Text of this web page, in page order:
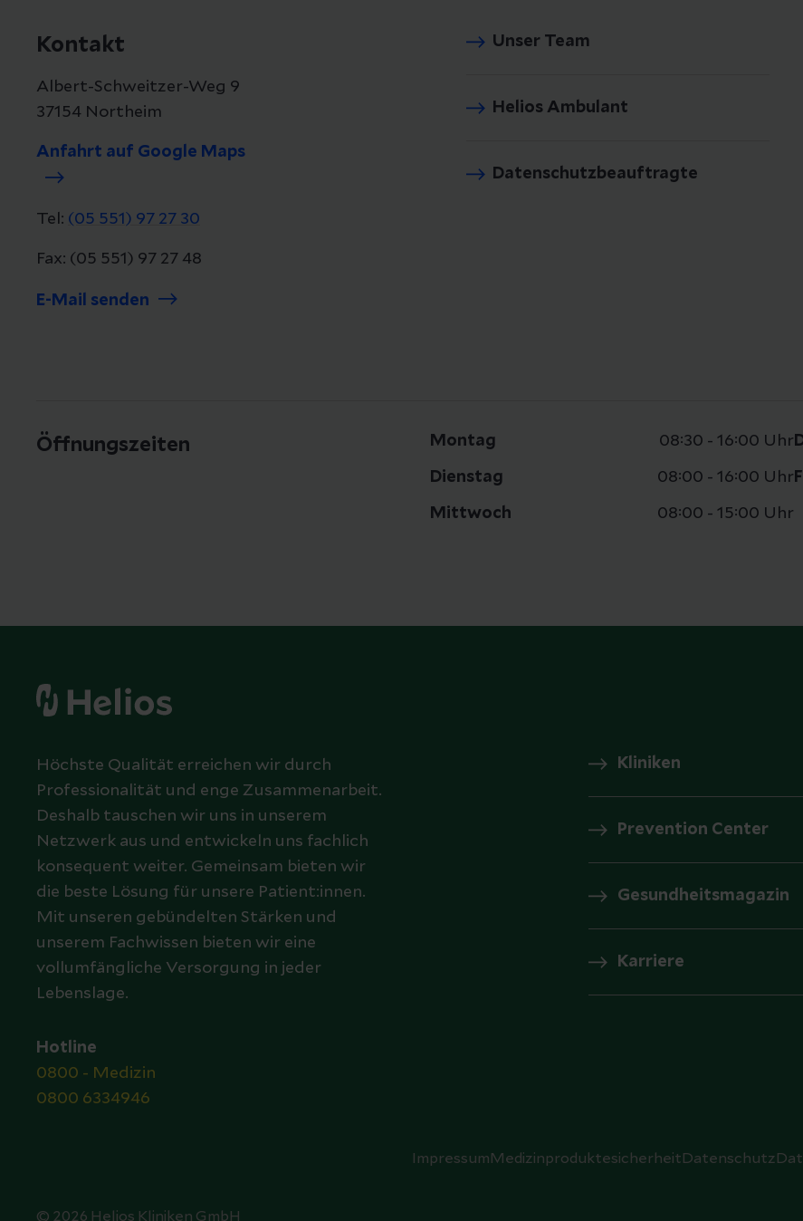
Kontakt
Albert-Schweitzer-Weg 9
37154 Northeim
Anfahrt auf Google Maps
Tel: (05 551) 97 27 30
Fax: (05 551) 97 27 48
E-Mail senden
Unser Team
Helios Ambulant
Datenschutzbeauftragte
Öffnungszeiten Montag 08:30 - 16:00 Uhr
Dienstag 08:00 - 16:00 Uhr
Mittwoch 08:00 - 15:00 Uhr
Höchste Qualität erreichen wir durch
Professionalität und enge Zusammenarbeit.
Deshalb tauschen wir uns in unserem
Netzwerk aus und entwickeln uns fachlich
konsequent weiter. Gemeinsam bieten wir
die beste Lösung für unsere Patient:innen.
Mit unseren gebündelten Stärken und
unserem Fachwissen bieten wir eine
vollumfängliche Versorgung in jeder
Lebenslage.
Hotline
0800 - Medizin
0800 6334946
Kliniken
Prevention Center
Gesundheitsmagazin
Karriere
© 2026 Helios Kliniken GmbH
Impressum Medizinproduktesicherheit Datenschutz